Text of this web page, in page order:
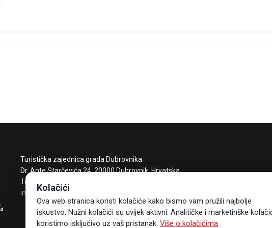
Turistička zajednica grada Dubrovnika
Dr. Ante Starčevića 24, 20000 Dubrovnik, Hrvatska
Tel +385 20 323-887
info@tzdubrovnik.hr
Kolačići
Ova web stranica koristi kolačiće kako bismo vam pružili najbolje
iskustvo. Nužni kolačići su uvijek aktivni. Analitičke i marketinške
koristimo isključivo uz vaš pristanak. Više o kolačićima